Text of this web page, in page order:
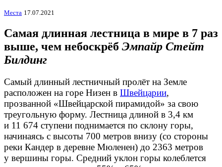
Места 17.07.2021
Самая длинная лестница в мире в 7 раз
выше, чем небоскрёб Эмпайр Стейт
Билдинг
Самый длинный лестничный пролёт на Земле
расположен на горе Низен в Швейцарии,
прозванной «Швейцарской пирамидой» за свою
треугольную форму. Лестница длиной в 3,4 км
и 11 674 ступени поднимается по склону горы,
начинаясь с высоты 700 метров внизу (со стороны
реки Кандер в деревне Мюленен) до 2363 метров
у вершины горы. Средний уклон горы колеблется